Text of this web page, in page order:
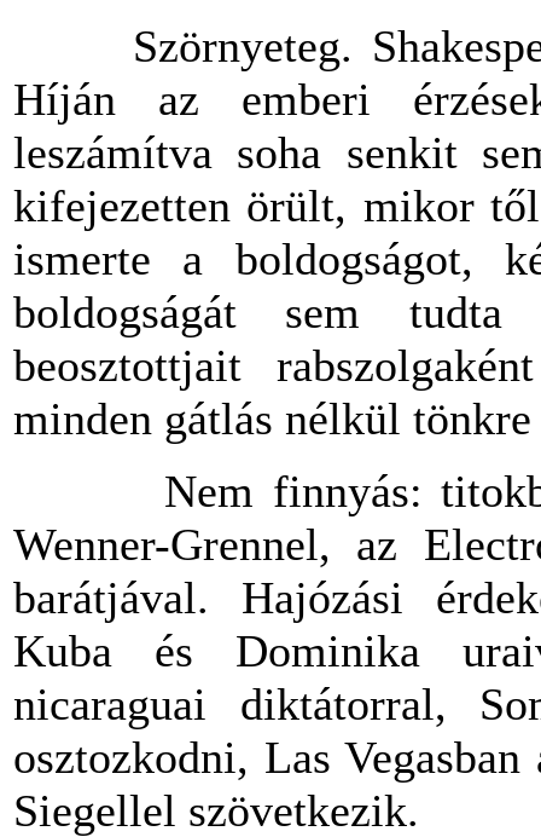
Szörnyeteg.
Híján
az emberi
leszámítva soha senkit
kifejezetten örült, mikor
ismerte a boldogságot,
boldogságát
sem
tudta
beosztottjait
rabszolgaként
minden gátlás nélkül tönkre
Nem finnyás:
Wenner-Grennel, az
barátjával. Hajózási
Kuba és Dominika
nicaraguai diktátorral,
osztozkodni, Las
Siegellel szövetkezik.